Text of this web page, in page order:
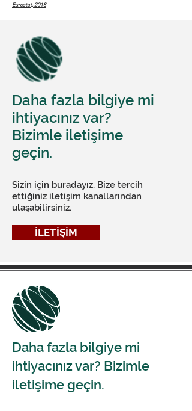
Eurostat, 2018
Daha fazla bilgiye mi
ihtiyacınız var?
Bizimle iletişime
geçin.
Sizin için buradayız. Bize tercih
ettiğiniz iletişim kanallarından
ulaşabilirsiniz.
İLETİŞİM
Daha fazla bilgiye mi
ihtiyacınız var? Bizimle
iletişime geçin.